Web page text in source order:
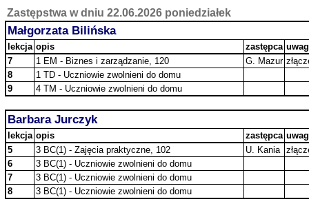
Zastępstwa w dniu 22.06.2026 poniedziałek
Małgorzata Bilińska
lekcja opis zastępca
7
1 EM - Biznes i zarządzanie, 120 G. Mazur
8
1 TD - Uczniowie zwolnieni do domu
9
4 TM - Uczniowie zwolnieni do domu
Barbara Jurczyk
lekcja opis zastępca
5
3 BC(1) - Zajęcia praktyczne, 102 U. Kania
6
3 BC(1) - Uczniowie zwolnieni do domu
7
3 BC(1) - Uczniowie zwolnieni do domu
8
3 BC(1) - Uczniowie zwolnieni do domu